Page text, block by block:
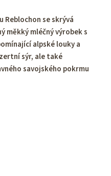
Reblochon se skrývá
mléčný výrobek s
alpské louky a
sýr, ale také
savojského pokrmu